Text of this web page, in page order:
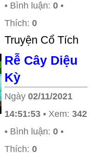
• Bình luận: 0 •
Thích: 0
Truyện Cổ Tích
Rễ Cây Diệu
Kỳ
Ngày 02/11/2021
14:51:53 • Xem: 342
• Bình luận: 0 •
Thích: 0